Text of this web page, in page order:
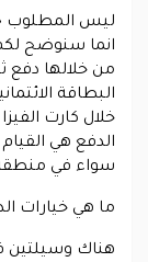
ليس المطلوب
انما سنوضح
من خلالها دفع
البطاقة
خلال كارت
الدفع هي
سواء في منطقة
ما هي خيارات
هناك وسيلتين